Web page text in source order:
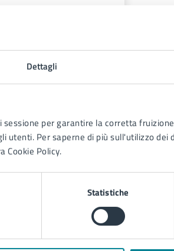
Dettagli
per garantire la corretta
utenti. Per saperne di più sull'utilizzo dei
Cookie Policy.
Statistiche
correlati
di reimpianto di alberi